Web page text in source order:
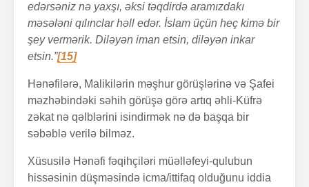
edərsəniz nə yaxşı, əksi təqdirdə aramızdakı
məsələni qılınclar həll edər. İslam üçün heç kimə bir
şey vermərik. Diləyən iman etsin, diləyən inkar
etsin.”[15]
Hənəfilərə, Malikilərin məşhur görüşlərinə və Şafei
məzhəbindəki səhih görüşə görə artıq əhli-Küfrə
zəkat nə qəlblərini isindirmək nə də başqa bir
səbəblə verilə bilməz.
Xüsusilə Hənəfi fəqihçiləri müəlləfeyi-qulubun
hissəsinin düşməsində icma/ittifaq olduğunu iddia